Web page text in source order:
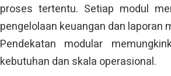
proses tertentu. Setiap modul
pengelolaan keuangan dan laporan
Pendekatan modular
kebutuhan dan skala operasional.